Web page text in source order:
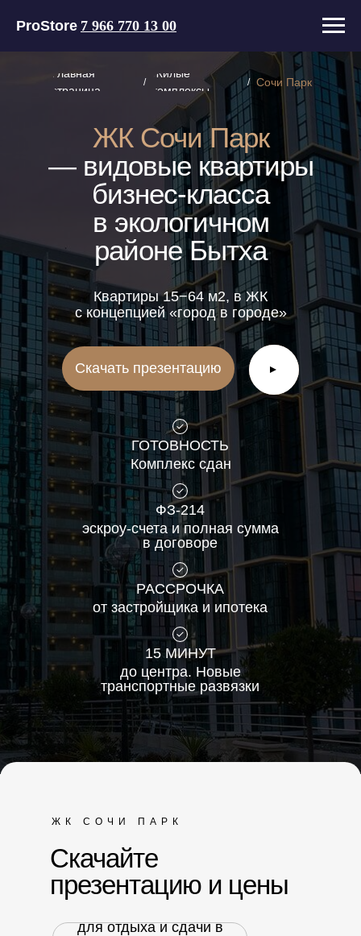
ProStore 7 966 770 13 00
▲
Скачать презентацию
Квартиры 15−64 м2, в ЖК
с концепцией «город в городе»
ЖК Сочи Парк
— видовые квартиры
бизнес-класса
в экологичном
районе Бытха
Комплекс сдан
ГОТОВНОСТЬ
до центра. Новые
транспортные развязки
15 МИНУТ
от застройщика и ипотека
РАССРОЧКА
ФЗ-214
эскроу-счета и полная сумма
в договоре
/
Главная
страница
Жилые
комплексы
/ Сочи Парк
для отдыха и сдачи в
ЖК СОЧИ ПАРК
Скачайте
презентацию и цены